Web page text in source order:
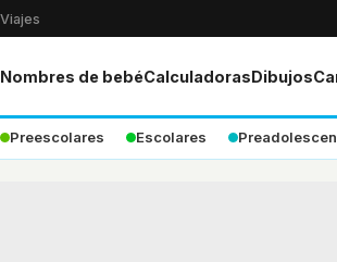
Viajes
Nombres de bebéCalculadorasDibujos
Preescolares Escolares